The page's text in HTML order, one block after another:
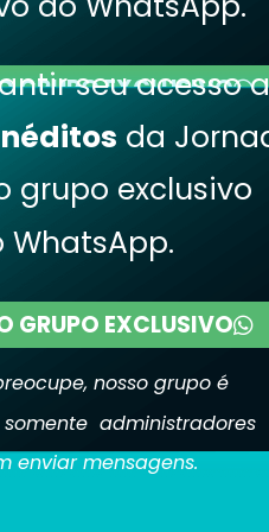
GRUPO EXCLUSIVO
grupo é silenciado e
podem enviar mensagens.
seu acesso a
da
grupo exclusivo
WhatsApp.
GRUPO EXCLUSIVO
nosso grupo é
somente administradores
enviar mensagens.